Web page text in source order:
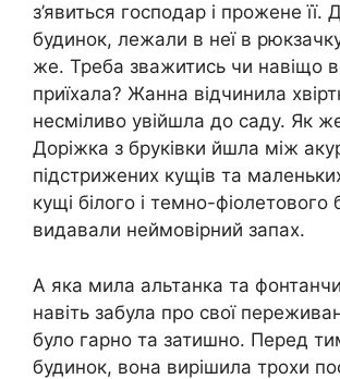
з’явиться господар і прожене її.
будинок, лежали в неї в
же. Треба зважитись чи навіщо
приїхала? Жанна відчинила
несміливо увійшла до саду. Як
Доріжка з бруківки йшла між
підстрижених кущів та
кущі білого і темно-фіолетового
видавали неймовірний запах.
А яка мила альтанка та
навіть забула про свої
було гарно та затишно. Перед
будинок, вона вирішила трохи